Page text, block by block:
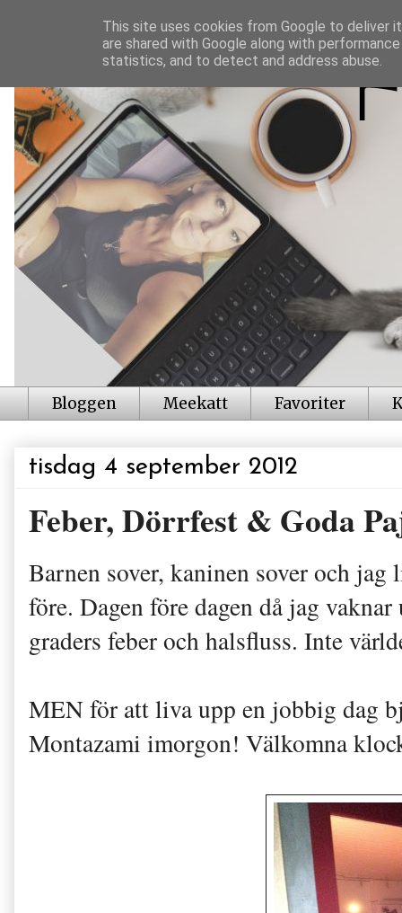
Bloggen Meekatt Favoriter
tisdag 4 september 2012
Feber, Dörrfest & Goda
Barnen sover, kaninen sover och
före. Dagen före dagen då jag
graders feber och halsfluss. Inte
MEN för att liva upp en jobbig dag
Montazami imorgon! Välkomna
This site uses cookies from Google to deliver
are shared with Google along with
statistics, and to detect and address abuse.